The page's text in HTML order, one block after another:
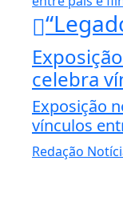
celebra
Exposição
vínculos
Redação